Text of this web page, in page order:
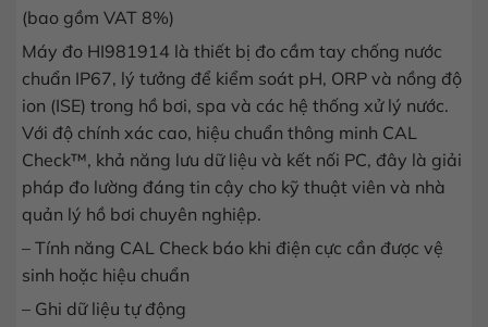
(bao gồm VAT 8%)
Máy đo HI981914 là thiết bị đo cầm tay chống nước
chuẩn IP67, lý tưởng để kiểm soát pH, ORP và nồng độ
ion (ISE) trong hồ bơi, spa và các hệ thống xử lý nước.
Với độ chính xác cao, hiệu chuẩn thông minh CAL
Check™, khả năng lưu dữ liệu và kết nối PC, đây là giải
pháp đo lường đáng tin cậy cho kỹ thuật viên và nhà
quản lý hồ bơi chuyên nghiệp.
– Tính năng CAL Check báo khi điện cực cần được vệ
sinh hoặc hiệu chuẩn
– Ghi dữ liệu tự động